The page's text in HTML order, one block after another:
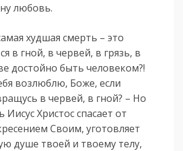
любовь.
худшая смерть – это
в гной, в червей, в грязь, в
достойно быть человеком?!
возлюблю, Боже, если
в червей, в гной? – Но
Иисус Христос спасает от
Своим, уготовляет
душе твоей и твоему телу,